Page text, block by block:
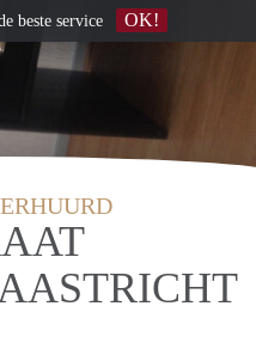
beste service OK!